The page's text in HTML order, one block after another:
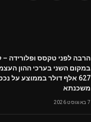
הרבה לפני טקסס ופלורידה –
במקום השני בערכי ההון
627 אלף דולר בממוצע על
משכנתא
7 באוגוסט 2026